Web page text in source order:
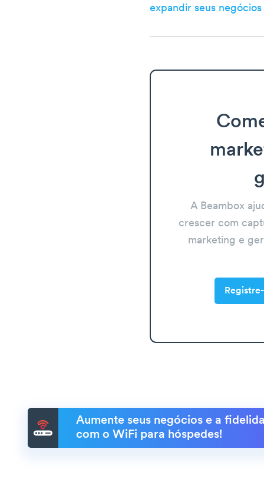
expandir seus negócios
A Beambox
crescer com
marketing e
Aumente seus negócios e a
com o WiFi para hóspedes!